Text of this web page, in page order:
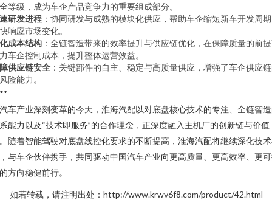
等级，成为车企产品竞争力的重要组成部分。
研发进程 ：协同研发与成熟的模块化供应，帮助车企缩短新车开发周
响应市场变化。
成本结构 ：全链智造带来的效率提升与供应链优化，在保障质量的前
车企控制成本，提升整体运营效益。
供应链安全 ：关键部件的自主、稳定与高质量供应，增强了车企供应
险能力。
车产业深刻变革的今天，淮海汽配以对底盘核心技术的专注、全链智
能力以及“技术即服务”的合作理念，正深度融入主机厂的创新链与价值
随着智能驾驶对底盘线控化要求的不断提高，淮海汽配将继续深化技
与车企伙伴携手，共同驱动中国汽车产业向更高质量、更高效率、更
方向稳健前行。
如若转载，请注明出处：http://www.krwv6f8.com/product/42.html